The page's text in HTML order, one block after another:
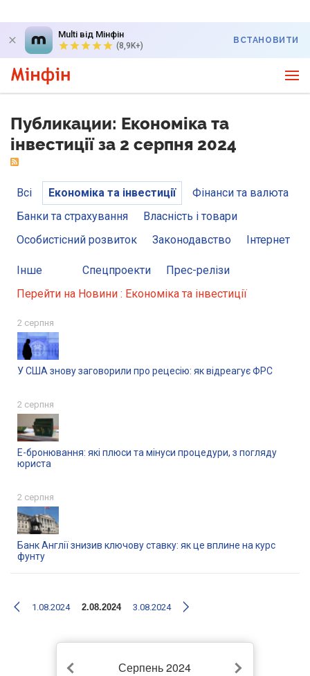
Multi від Мінфін
(8,9K+)
ВСТАНОВИТИ
Публикации: Економіка та
інвестиції за 2 серпня 2024
Всі Економіка та інвестиції
Фінанси та валюта
Банки та страхування
Власність і товари
Особистісний розвиток
Законодавство Інтернет
Інше Спецпроекти
Прес-релізи
Перейти на Новини : Економіка та інвестиції
2 серпня
У США знову заговорили про рецесію: як відреагує ФРС
2 серпня
Е-бронювання: які плюси та мінуси процедури, з погляду
юриста
2 серпня
Банк Англії знизив ключову ставку: як це вплине на курс
фунту
1.08.2024 2.08.2024 3.08.2024
Серпень 2024